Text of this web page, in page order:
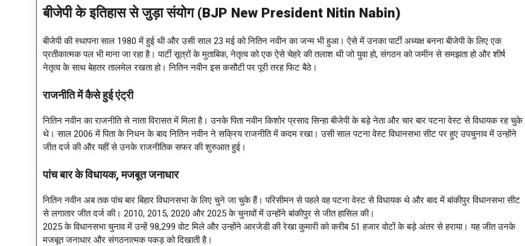
बीजेपी के इतिहास से जुड़ा संयोग (BJP New President Nitin Nabin)
बीजेपी की स्थापना साल 1980 में हुई थी और उसी साल 23 मई को नितिन नवीन का जन्म भी हुआ। ऐसे में उनका पार्टी अध्यक्ष बनना बीजेपी के लिए एक
प्रतीकात्मक पल भी माना जा रहा है। पार्टी सूत्रों के मुताबिक, नेतृत्व को एक ऐसे चेहरे की तलाश थी जो युवा हो, संगठन को जमीन से समझता हो और शीर्ष
नेतृत्व के साथ बेहतर तालमेल रखता हो। नितिन नवीन इस कसौटी पर पूरी तरह फिट बैठे।
राजनीति में कैसे हुई एंट्री
नितिन नवीन का राजनीति से नाता विरासत में मिला है। उनके पिता नवीन किशोर प्रसाद सिन्हा बीजेपी के बड़े नेता और चार बार पटना वेस्ट से विधायक रह चुके
थे। साल 2006 में पिता के निधन के बाद नितिन नवीन ने सक्रिय राजनीति में कदम रखा। उसी साल पटना वेस्ट विधानसभा सीट पर हुए उपचुनाव में उन्होंने
जीत दर्ज की और यहीं से उनके राजनीतिक सफर की शुरुआत हुई।
पांच बार के विधायक, मजबूत जनाधार
नितिन नवीन अब तक पांच बार बिहार विधानसभा के लिए चुने जा चुके हैं। परिसीमन से पहले वह पटना वेस्ट से विधायक थे और बाद में बांकीपुर विधानसभा सीट
से लगातार जीत दर्ज की। 2010, 2015, 2020 और 2025 के चुनावों में उन्होंने बांकीपुर से जीत हासिल की।
2025 के विधानसभा चुनाव में उन्हें 98,299 वोट मिले और उन्होंने आरजेडी की रेखा कुमारी को करीब 51 हजार वोटों के बड़े अंतर से हराया। यह जीत उनके
मजबूत जनाधार और संगठनात्मक पकड़ को दिखाती है।